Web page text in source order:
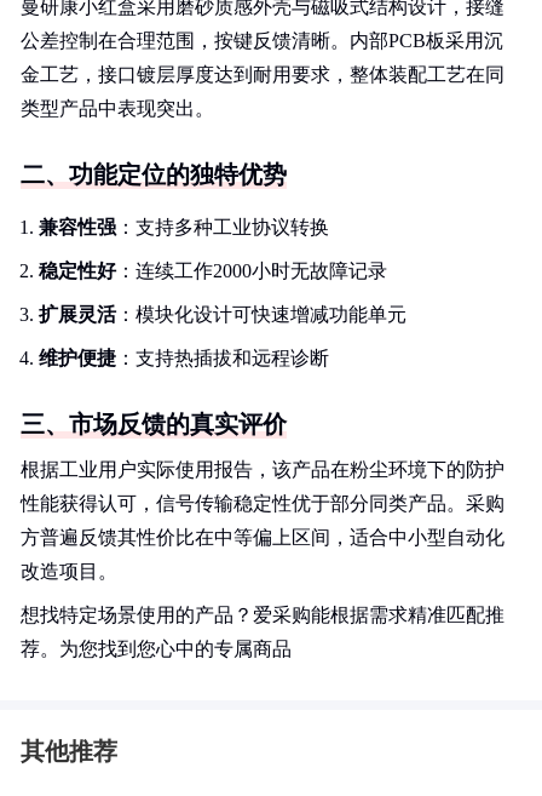
曼研康小红盒采用磨砂质感外壳与磁吸式结构设计，接缝
公差控制在合理范围，按键反馈清晰。内部PCB板采用沉
金工艺，接口镀层厚度达到耐用要求，整体装配工艺在同
类型产品中表现突出。
二、功能定位的独特优势
兼容性强 ：支持多种工业协议转换
稳定性好：连续工作2000小时无故障记录
扩展灵活：模块化设计可快速增减功能单元
维护便捷 ：支持热插拔和远程诊断
三、市场反馈的真实评价
根据工业用户实际使用报告，该产品在粉尘环境下的防护
性能获得认可，信号传输稳定性优于部分同类产品。采购
方普遍反馈其性价比在中等偏上区间，适合中小型自动化
改造项目。
想找特定场景使用的产品？爱采购能根据需求精准匹配推
荐。为您找到您心中的专属商品
其他推荐